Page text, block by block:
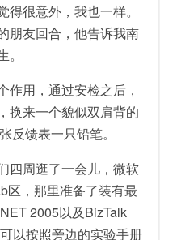
很意外，我也一样。
朋友回合，他告诉我南
用，通过安检之后，
换来一个貌似双肩背的
反馈表一只铅笔。
周逛了一会儿，微软
区，那里准备了装有最
2005以及BizTalk
以按照旁边的实验手册